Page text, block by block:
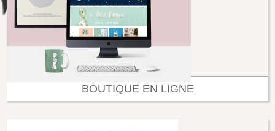
BOUTIQUE EN LIGNE